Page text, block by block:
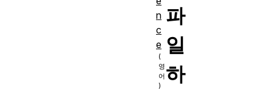
파
일
하
n
c
e